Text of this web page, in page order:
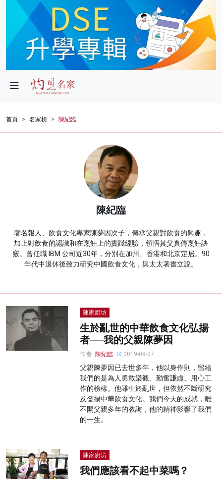
政局
財經
生活
名家榜
灼見活動
首頁 名家榜 陳紀臨
陳紀臨
著名報人、飲食文化專家陳夢因次子，傳承父親對飲食的興趣，
加上對飲食的認識和在烹飪上的實踐經驗，領悟其父真傳烹飪訣
竅。曾任職 IBM 公司近30年，分別在加州、香港和北京定居。90
年代中退休後致力研究中國飲食文化，與太太著書立說。
陳家廚坊
生於亂世的中華飲食文化弘揚
者──我的父親陳夢因
作者: 陳紀臨 2019-08-07
父親陳夢因已去世多年，他以身作則，留給
我們的是為人勇敢樂觀、勤奮謙虛、用心工
作的榜樣。他雖生於亂世，但依然不斷研究
及發揚中華飲食文化。我們今天的成就，離
不開父親多年的教誨，他的精神影響了我們
的一生。
陳家廚坊
我們應該看不起中菜嗎？